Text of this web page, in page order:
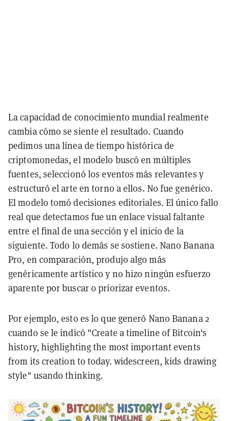
La capacidad de conocimiento mundial realmente
cambia cómo se siente el resultado. Cuando
pedimos una línea de tiempo histórica de
criptomonedas, el modelo buscó en múltiples
fuentes, seleccionó los eventos más relevantes y
estructuró el arte en torno a ellos. No fue genérico.
El modelo tomó decisiones editoriales. El único fallo
real que detectamos fue un enlace visual faltante
entre el final de una sección y el inicio de la
siguiente. Todo lo demás se sostiene. Nano Banana
Pro, en comparación, produjo algo más
genéricamente artístico y no hizo ningún esfuerzo
aparente por buscar o priorizar eventos.
Por ejemplo, esto es lo que generó Nano Banana 2
cuando se le indicó "Create a timeline of Bitcoin's
history, highlighting the most important events
from its creation to today. widescreen, kids drawing
style" usando thinking.